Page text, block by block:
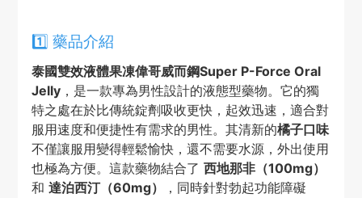
1️⃣ 藥品介紹
泰國雙效液體果凍偉哥威而鋼Super P-Force Oral
Jelly，是一款專為男性設計的液態型藥物。它的獨
特之處在於比傳統錠劑吸收更快，起效迅速，適合對
服用速度和便捷性有需求的男性。其清新的橘子口味
不僅讓服用變得輕鬆愉快，還不需要水源，外出使用
也極為方便。這款藥物結合了 西地那非（100mg）
和 達泊西汀（60mg）
，同時針對勃起功能障礙